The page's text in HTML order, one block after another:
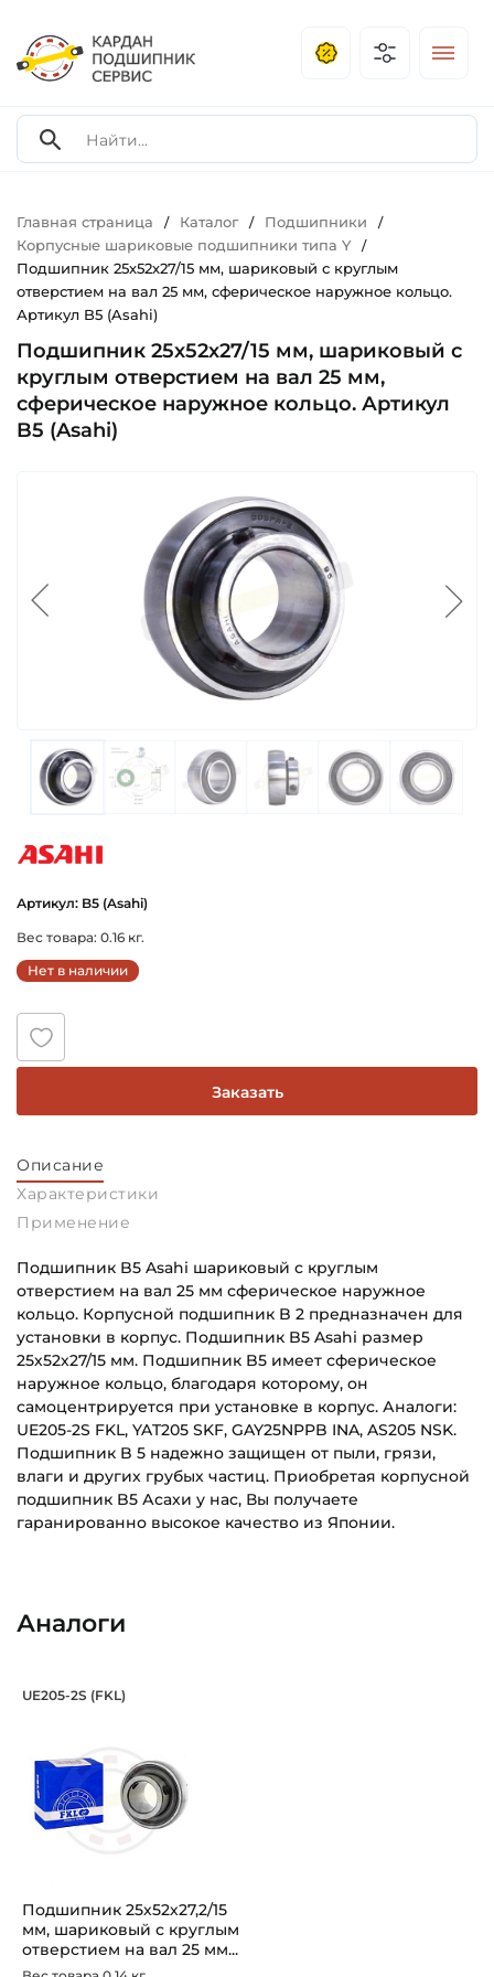
Главная страница / Каталог / Подшипники /
Корпусные шариковые подшипники типа Y /
Подшипник 25х52х27/15 мм, шариковый с круглым
отверстием на вал 25 мм, сферическое наружное кольцо.
Артикул B5 (Asahi)
Подшипник 25х52х27/15 мм, шариковый с
круглым отверстием на вал 25 мм,
сферическое наружное кольцо. Артикул
B5 (Asahi)
Артикул: B5 (Asahi)
Вес товара: 0.16 кг.
Нет в наличии
Заказать
Описание
Характеристики
Применение
Подшипник B5 Asahi шариковый с круглым
отверстием на вал 25 мм сферическое наружное
кольцо. Корпусной подшипник B 2 предназначен для
установки в корпус. Подшипник B5 Asahi размер
25х52х27/15 мм. Подшипник B5 имеет сферическое
наружное кольцо, благодаря которому, он
самоцентрируется при установке в корпус. Аналоги:
UE205-2S FKL, YAT205 SKF, GAY25NPPB INA, AS205 NSK.
Подшипник B 5 надежно защищен от пыли, грязи,
влаги и других грубых частиц. Приобретая корпусной
подшипник B5 Асахи у нас, Вы получаете
гаранированно высокое качество из Японии.
Наружный диаметр (D):
Ширина внутреннего кольца (B):
Ширина наружного кольца (С):
15 мм
Тип посадочного отверстия на вал:
Круг
Категория:
Аналоги
Подшипник 25х52х27,2/15 мм,
UE205-2S (FKL)
Подшипник 25х52х27,2/15
мм, шариковый с круглым
отверстием на вал 25 мм...